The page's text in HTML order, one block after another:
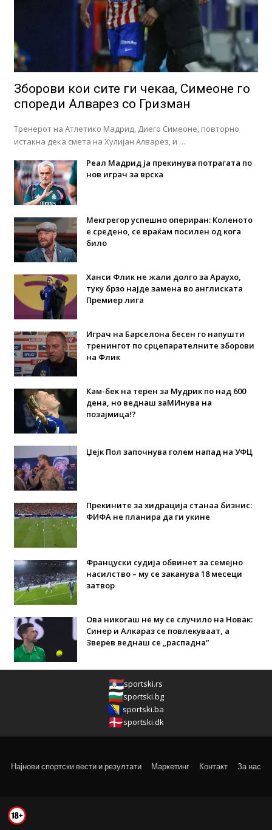
Зборови кои сите ги чекаа, Симеоне го
спореди Алварез со Гризман
Тренерот на Атлетико Мадрид, Диего Симеоне, повторно
истакна дека смета на Хулијан Алварез, и …
Реал Мадрид ја прекинува потрагата по
нов играч за врска
Мекгрегор успешно опериран: Коленото
е средено, се враќам посилен од кога
било
Ханси Флик не жали долго за Араухо,
туку брзо најде замена во англиската
Премиер лига
Играч на Барселона бесен го напушти
тренингот по срцепарателните зборови
на Флик
Кам-бек на терен за Мудрик по над 600
дена, но веднаш заМИнува на
позајмица!?
Џејк Пол започнува голем напад на УФЦ
Прекините за хидрација станаа бизнис:
ФИФА не планира да ги укине
Француски судија обвинет за семејно
насилство – му се заканува 18 месеци
затвор
Ова никогаш не му се случило на Новак:
Синер и Алкараз се повлекуваат, а
Зверев веднаш се „распадна“
sportski.rs
sportski.bg
sportski.ba
sportski.dk
Најнови спортски вести и резултати Маркетинг Контакт За нас